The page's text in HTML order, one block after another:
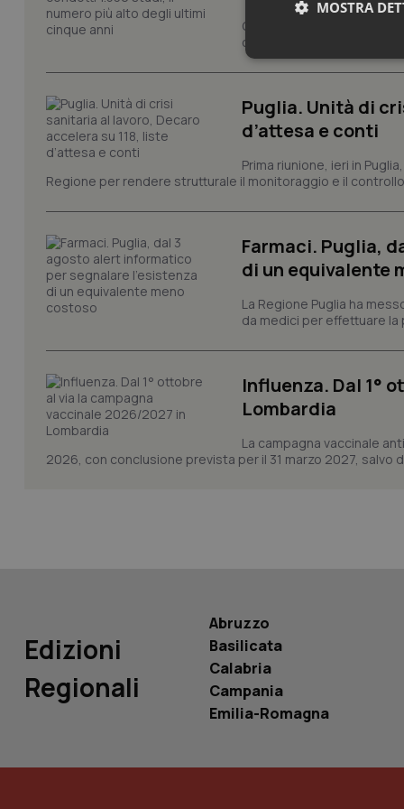
Cresce il volume della
condotti dalla rete
Puglia. Unità di
d’attesa e conti
Prima riunione, ieri in
Regione per rendere strutturale il monitoraggio e il
Farmaci. Puglia,
di un equivalente
La Regione Puglia ha
da medici per effettuare la
Influenza. Dal 1°
Lombardia
La campagna vaccinale
2026, con conclusione prevista per il 31 marzo 2027, salvo
Edizioni
Regionali
Abruzzo
Basilicata
Calabria
Campania
Emilia-Romagna
MOSTRA
Nome
tracking-sites-
tracking-enable